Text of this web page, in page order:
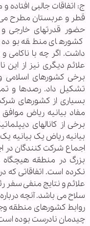
ج: اتفاقات جالبی افتاده
قطر و عربستان مطرح
حضور قدرتهای خارجی
کشورهای منطقه
داشت. اگر چه با ناکامی
علائم دیگری نیز از این
برخی کشورهای
تشکیل داد. رصدها و
بسیاری از کشورهای
مفاد بیانیه ریاض
برخی از کانالهای
بیانیه ریاض یک بیانیه
اجماع شرکت کنندگان
بزرگ در منطقه
نکرده است. اتفاقاتی که
علائم و نتایج منفی
سلاح می باشد. آنچه
روابط کشورهای منطقه
چیدمان نادرست بوده